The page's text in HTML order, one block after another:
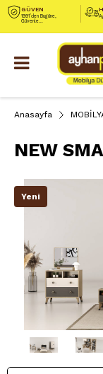
GÜVEN
1991’den Bugüne,
Güvenle...
Anasayfa
NEW
Yeni